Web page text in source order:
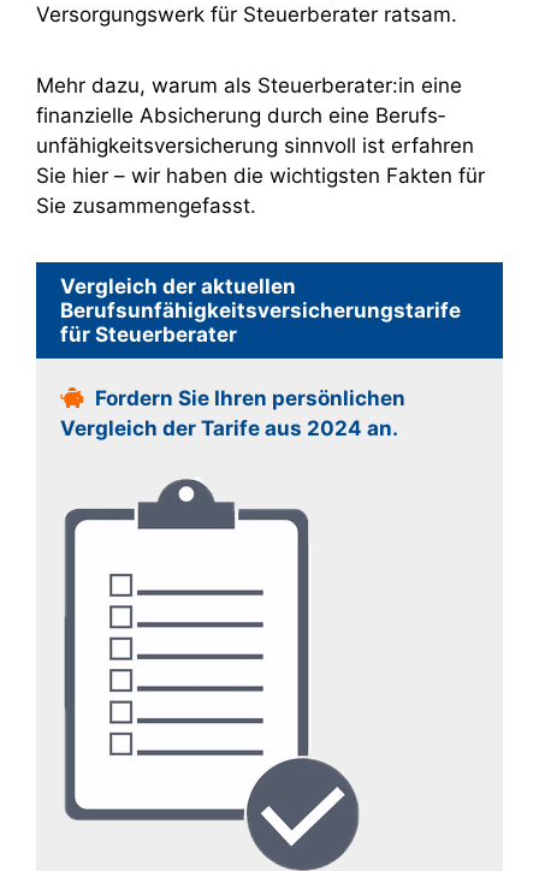
Versorgungswerk für Steuerberater ratsam.
Mehr dazu, warum als Steuerberater:in eine
finanzielle Absicherung durch eine Berufs­
unfähig­keitsversicherung sinnvoll ist erfahren
Sie hier – wir haben die wichtigsten Fakten für
Sie zusammengefasst.
Vergleich der aktuellen
Berufsunfähigkeitsversicherungstarife
für Steuerberater
Fordern Sie Ihren persönlichen
Vergleich der Tarife aus 2024 an.